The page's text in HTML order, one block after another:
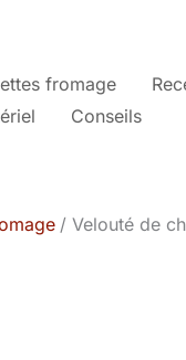
fromage
Conseils
Velouté de